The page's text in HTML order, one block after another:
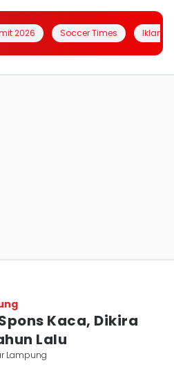
2026 Soccer Times Iklanin
Kaca, Dikira
Lalu
Lampung